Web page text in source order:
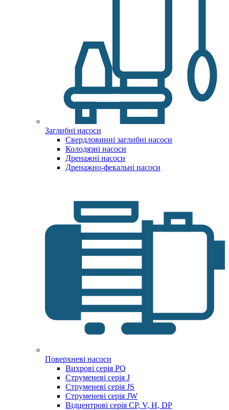
Заглибні насоси
Свердловинні заглибні насоси
Колодязні насоси
Дренажні насоси
Дренажно-фекальні насоси
Поверхневі насоси
Вихрові серія PQ
Струменеві серія J
Струменеві серія JS
Струменеві серія JW
Відцентрові серія CP, V, H, DP